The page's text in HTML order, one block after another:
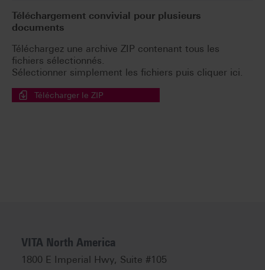
Téléchargement convivial pour plusieurs
documents
Téléchargez une archive ZIP contenant tous les
fichiers sélectionnés.
Sélectionner simplement les fichiers puis cliquer ici.
Télécharger le ZIP
VITA North America
1800 E Imperial Hwy, Suite #105